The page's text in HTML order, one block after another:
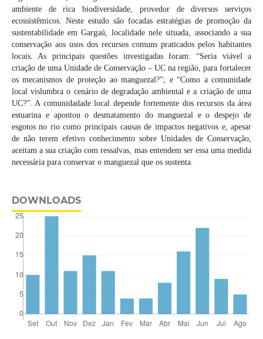
ambiente de rica biodiversidade, provedor de diversos serviços
ecossistêmicos. Neste estudo são focadas estratégias de promoção da
sustentabilidade em Gargaú, localidade nele situada, associando a sua
conservação aos usos dos recursos comuns praticados pelos habitantes
locais. As principais questões investigadas foram: “Seria viável a
criação de uma Unidade de Conservação – UC na região, para fortalecer
os mecanismos de proteção ao manguezal?”; e “Como a comunidade
local vislumbra o cenário de degradação ambiental e a criação de uma
UC?”. A comunidadade local depende fortemente dos recursos da área
estuarina e apontou o desmatamento do manguezal e o despejo de
esgotos no rio como principais causas de impactos negativos e, apesar
de não terem efetivo conhecimento sobre Unidades de Conservação,
aceitam a sua criação com ressalvas, mas entendem ser essa uma medida
necessária para conservar o manguezal que os sustenta.
DOWNLOADS